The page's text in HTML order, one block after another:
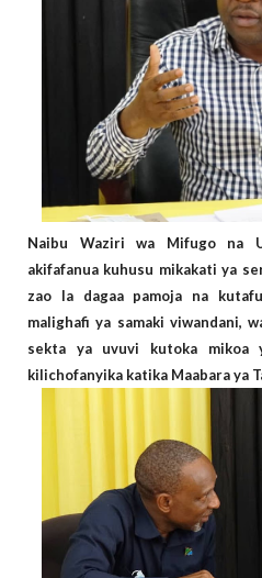
Naibu Waziri wa Mifugo na
akifafanua kuhusu mikakati ya
zao la dagaa pamoja na
malighafi ya samaki viwandani,
sekta ya uvuvi kutoka mikoa
kilichofanyika katika Maabara ya